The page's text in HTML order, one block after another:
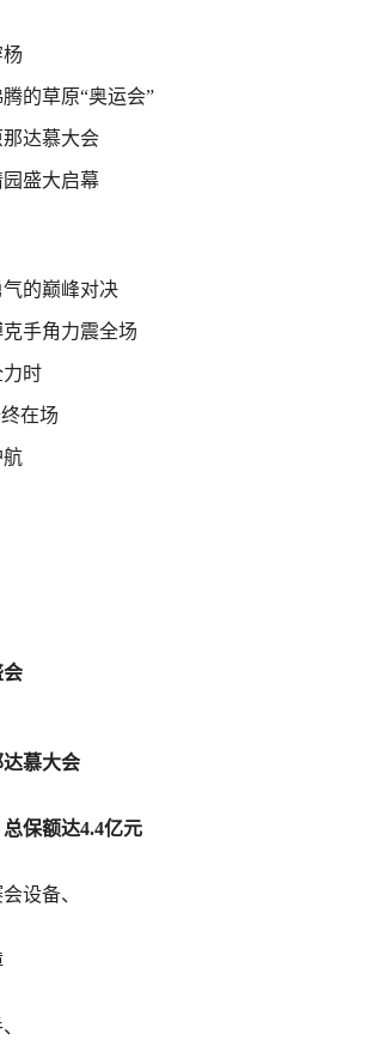
杨
的草原“奥运会”
达慕大会
盛大启幕
的巅峰对决
手角力震全场
力时
在场
航
会
慕大会
保额达4.4亿元
设备、